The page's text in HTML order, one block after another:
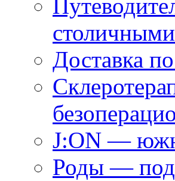
Доставка
J:ON —
Роды —